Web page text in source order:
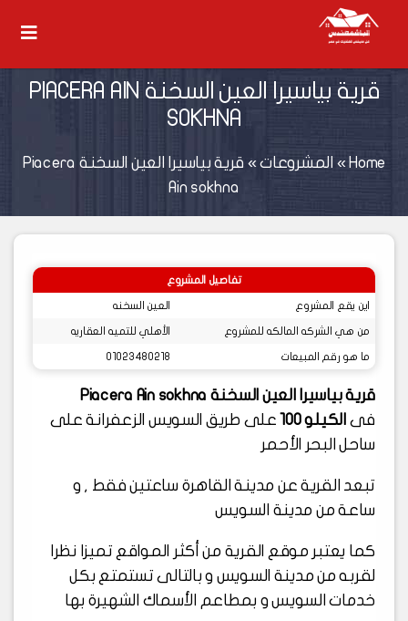
قرية بياسيرا العين السخنة PIACERA AIN
SOKHNA
Home
» المشروعات»
قرية بياسيرا العين السخنة Piacera
Ain sokhna
تفاصيل المشروع
اين يقع المشروع العين السخنه
من هي الشركه المالكه للمشروع الأهلي للتميه العقاريه
ما هو رقم المبيعات 01023480218
قرية بياسيرا العين السخنة Piacera Ain sokhna
فى الكيلو 100
على طريق السويس الزعفرانة على
ساحل البحر الأحمر
تبعد القرية عن مدينة القاهرة ساعتين فقط , و
ساعة من مدينة السويس
كما يعتبر موقع القرية من أكثر المواقع تميزا نظرا
لقربه من مدينة السويس و بالتالى تستمتع بكل
خدمات السويس و بمطاعم الأسماك الشهيرة بها